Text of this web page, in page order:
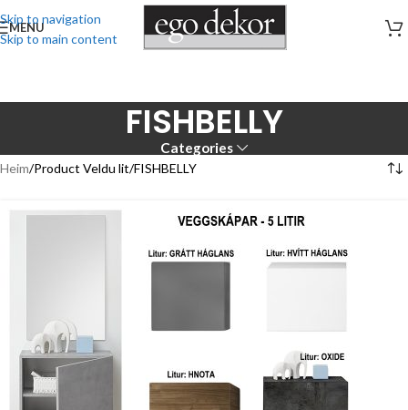
Skip to navigation
Skip to main content
MENU
FISHBELLY
Categories
Heim Product Veldu lit FISHBELLY